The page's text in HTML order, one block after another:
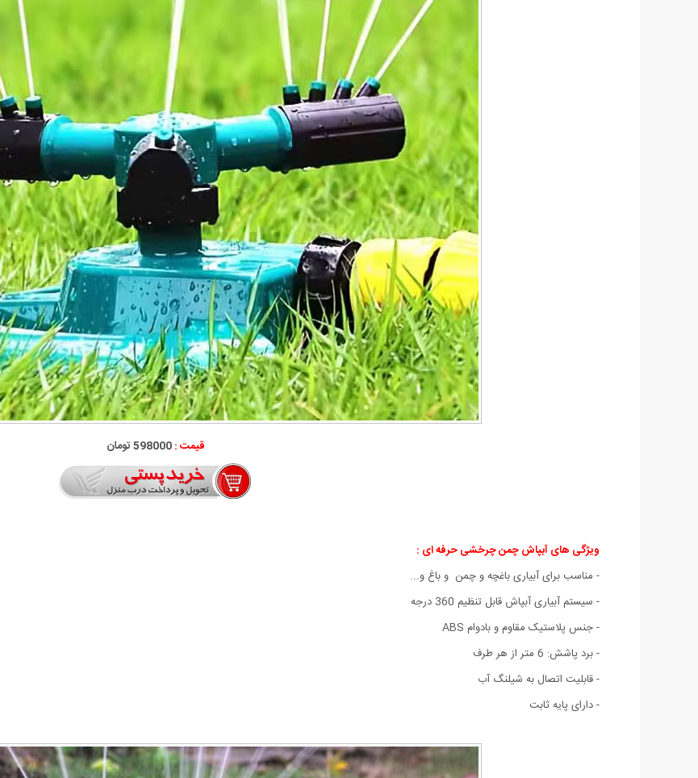
قیمت :598000 تومان
ویژگی هایآبپاش چمن چرخشی حرفه ای :
- مناسب برای آبیاری باغچه و چمن و باغ و...
- سیستم آبیاری آبپاش قابل تنظیم 360 درجه
- جنس پلاستیک مقاوم و بادوام ABS
- برد پاشش: 6 متر از هر طرف
- قابلیت اتصال به شیلنگ آب
- دارای پایه ثابت